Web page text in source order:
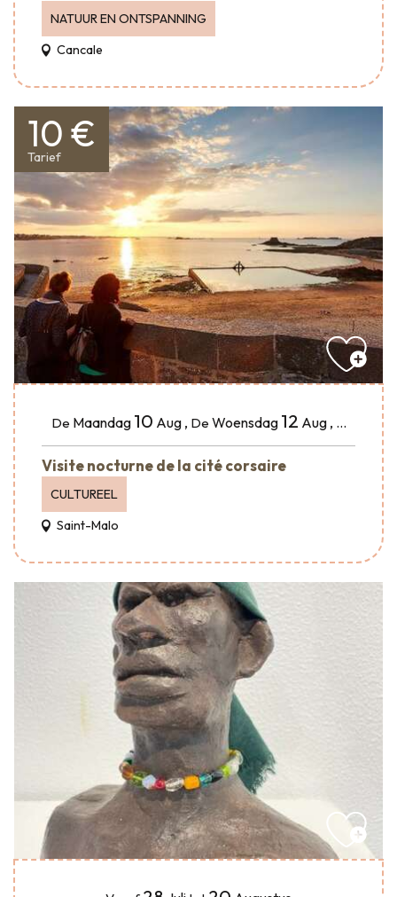
NATUUR EN ONTSPANNING
Cancale
10 €
Tarief
De Maandag 10 Aug, De Woensdag 12 Aug, ...
Visite nocturne de la cité corsaire
CULTUREEL
Saint-Malo